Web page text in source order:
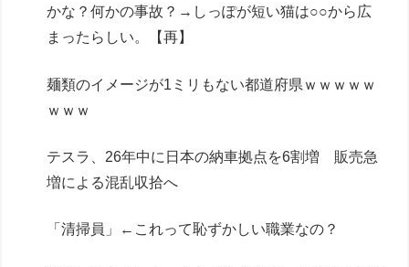
Powered by livedoor 相互RSS
かな？何かの事故？→しっぽが短い猫は○○から広
まったらしい。【再】
麺類のイメージが1ミリもない都道府県ｗｗｗｗｗ
ｗｗｗ
テスラ、26年中に日本の納車拠点を6割増 販売急
増による混乱収拾へ
「清掃員」←これって恥ずかしい職業なの？